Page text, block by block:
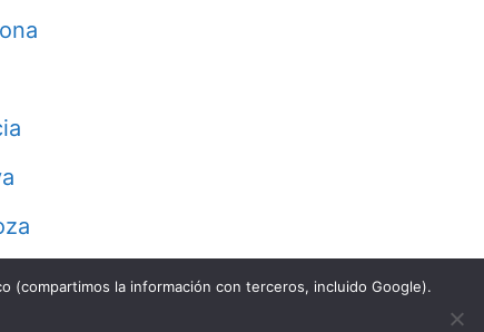
(compartimos la información con terceros, incluido Google).